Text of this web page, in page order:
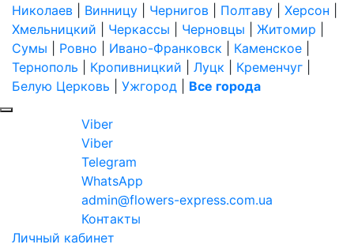
Николаев
Винницу Чернигов Полтаву Херсон
Хмельницкий
Черкассы Черновцы Житомир
Сумы
Ровно Ивано-Франковск Каменское
Тернополь
Кропивницкий Луцк Кременчуг
Белую Церковь
Ужгород Все города
Viber
Viber
Telegram
WhatsApp
admin@flowers-express.com.ua
Контакты
Личный кабинет